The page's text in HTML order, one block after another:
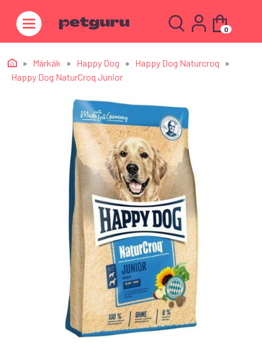
0
» Márkák » Happy Dog » Happy Dog Naturcroq »
Happy Dog NaturCroq Junior